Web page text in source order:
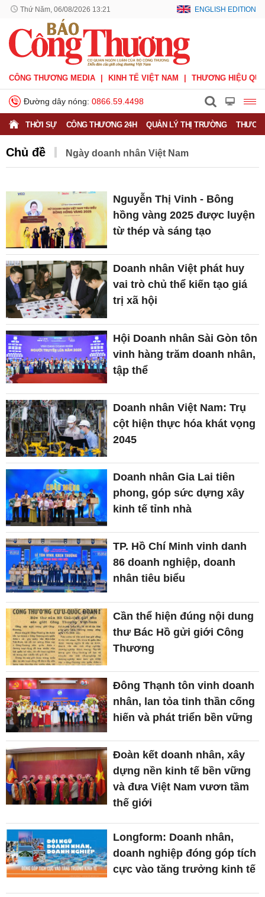
Thứ Năm, 06/08/2026 13:21 ENGLISH EDITION
CÔNG THƯƠNG MEDIA KINH TẾ VIỆT NAM THƯƠNG HIỆU
Đường dây nóng: 0866.59.4498
THỜI SỰ CÔNG THƯƠNG 24H QUẢN LÝ THỊ TRƯỜNG
Chủ đề Ngày doanh nhân Việt Nam
Nguyễn Thị Vinh - Bông
hồng vàng 2025 được luyện
từ thép và sáng tạo
Doanh nhân Việt phát huy
vai trò chủ thể kiến tạo giá
trị xã hội
Hội Doanh nhân Sài Gòn tôn
vinh hàng trăm doanh nhân,
tập thể
Doanh nhân Việt Nam: Trụ
cột hiện thực hóa khát vọng
2045
Doanh nhân Gia Lai tiên
phong, góp sức dựng xây
kinh tế tỉnh nhà
TP. Hồ Chí Minh vinh danh
86 doanh nghiệp, doanh
nhân tiêu biểu
Cần thể hiện đúng nội dung
thư Bác Hồ gửi giới Công
Thương
Đông Thạnh tôn vinh doanh
nhân, lan tỏa tinh thần cống
hiến và phát triển bền vững
Đoàn kết doanh nhân, xây
dựng nền kinh tế bền vững
và đưa Việt Nam vươn tầm
thế giới
Longform: Doanh nhân,
doanh nghiệp đóng góp tích
cực vào tăng trưởng kinh tế